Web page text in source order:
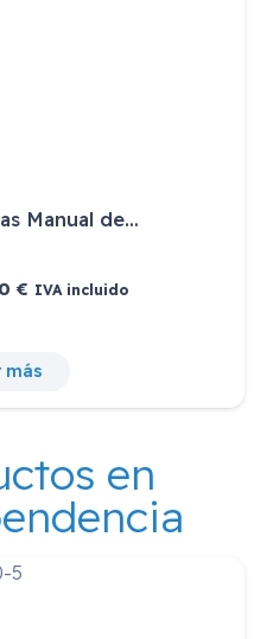
Manual de…
€ IVA incluido
más
en